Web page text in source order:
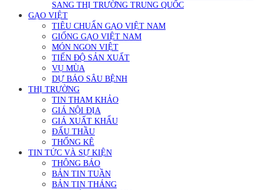
SANG THỊ TRƯỜNG TRUNG QUỐC
GẠO VIỆT
TIÊU CHUẨN GẠO VIỆT NAM
GIỐNG GẠO VIỆT NAM
MÓN NGON VIỆT
TIẾN ĐỘ SẢN XUẤT
VỤ MÙA
DỰ BÁO SÂU BỆNH
THỊ TRƯỜNG
TIN THAM KHẢO
GIÁ NỘI ĐỊA
GIÁ XUẤT KHẨU
ĐẤU THẦU
THỐNG KÊ
TIN TỨC VÀ SỰ KIỆN
THÔNG BÁO
BẢN TIN TUẦN
BẢN TIN THÁNG